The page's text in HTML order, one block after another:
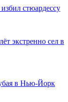
стюардессу
экстренно сел в
в Нью-Йорк